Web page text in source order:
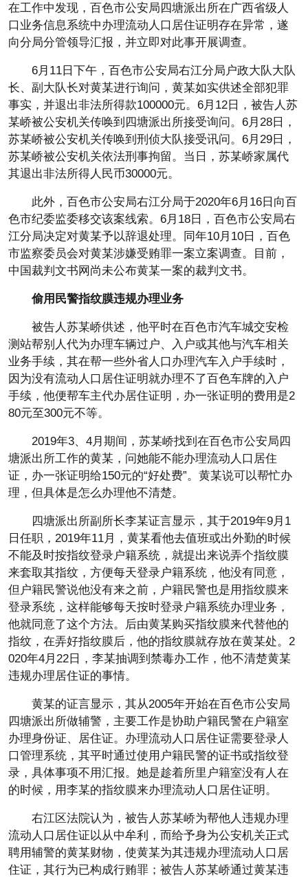
在工作中发现，百色市公安局四塘派出所在广西省级人
口业务信息系统中办理流动人口居住证明存在异常，遂
向分局分管领导汇报，并立即对此事开展调查。
6月11日下午，百色市公安局右江分局户政大队大队
长、副大队长对黄某进行询问，黄某如实供述全部犯罪
事实，并退出非法所得款100000元。6月12日，被告人苏
某峤被公安机关传唤到四塘派出所接受询问。6月28日，
苏某峤被公安机关传唤到刑侦大队接受讯问。6月29日，
苏某峤被公安机关依法刑事拘留。当日，苏某峤家属代
其退出非法所得人民币30000元。
此外，百色市公安局右江分局于2020年6月16日向百
色市纪委监委移交该案线索。6月18日，百色市公安局右
江分局决定对黄某予以辞退处理。同年10月10日，百色
市监察委员会对黄某涉嫌受贿罪一案立案调查。目前，
中国裁判文书网尚未公布黄某一案的裁判文书。
偷用民警指纹膜违规办理业务
被告人苏某峤供述，他平时在百色市汽车城交安检
测站帮别人代为办理车辆过户、入户或其他与汽车相关
业务手续，其在帮一些外省人口办理汽车入户手续时，
因为没有流动人口居住证明就办理不了百色车牌的入户
手续，他便帮车主代办居住证明，办一张证明的费用是2
80元至300元不等。
2019年3、4月期间，苏某峤找到在百色市公安局四
塘派出所工作的黄某，问她能不能办理流动人口居住
证，办一张证明给150元的“好处费”。黄某说可以帮忙办
理，但具体是怎么办理他不清楚。
四塘派出所副所长李某证言显示，其于2019年9月1
日任职，2019年11月，黄某看他去值班或出外勤的时候
不能及时按指纹登录户籍系统，就提出来说弄个指纹膜
来套取其指纹，方便每天登录户籍系统，他没有同意，
但户籍民警说他没有来之前，户籍民警也是用指纹膜来
登录系统，这样能够每天按时登录户籍系统办理业务，
他就同意了这个方法。后由黄某购买指纹膜来代替他的
指纹，在弄好指纹膜后，他的指纹膜就存放在黄某处。2
020年4月22日，李某抽调到禁毒办工作，他不清楚黄某
违规办理居住证的事情。
黄某的证言显示，其从2005年开始在百色市公安局
四塘派出所做辅警，主要工作是协助户籍民警在户籍室
办理身份证、居住证。办理流动人口居住证需要登录人
口管理系统，其平时通过使用户籍民警的证书或指纹登
录，具体事项不用汇报。她是趁着所里户籍室没有人在
的时候，用李某的指纹膜来办理流动人口居住证明。
右江区法院认为，被告人苏某峤为帮他人违规办理
流动人口居住证以从中牟利，而给予身为公安机关正式
聘用辅警的黄某财物，使黄某为其违规办理流动人口居
住证，其行为已构成行贿罪；被告人苏某峤通过黄某违